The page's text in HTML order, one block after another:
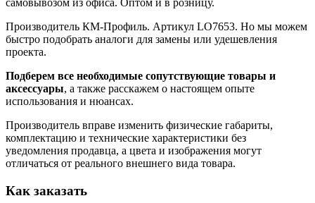
Производитель КМ-Профиль. Артикул LO7653. Но мы можем
быстро подобрать аналоги для замены или удешевления
проекта.
Подберем все необходимые сопутствующие товары и
аксессуары, а также расскажем о настоящем опыте
использования и нюансах.
Производитель вправе изменить физические габариты,
комплектацию и технические характеристики без
уведомления продавца, а цвета и изображения могут
отличаться от реального внешнего вида товара.
Как заказать